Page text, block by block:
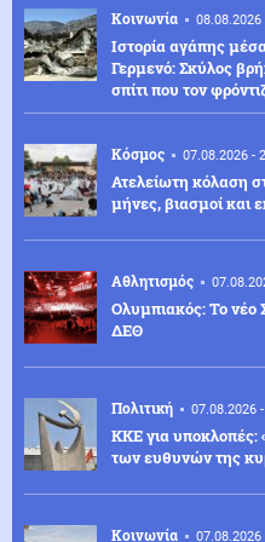
Κοινωνία 08.08.2026
Ιστορία αγάπης
Γερμενό: Σκύλος
σπίτι που τον
Κόσμος 07.08.2026 -
Ατελείωτη κόλαση
μήνες, βιασμοί και
Αθλητισμός
Ολυμπιακός: Το νέο
ΔΕΘ
Πολιτική 07.08.2026
ΚΚΕ για
των ευθυνών της
Κοινωνία 07.08.2026